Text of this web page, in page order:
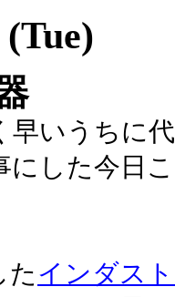
早いうちに
にした今日
たインダス